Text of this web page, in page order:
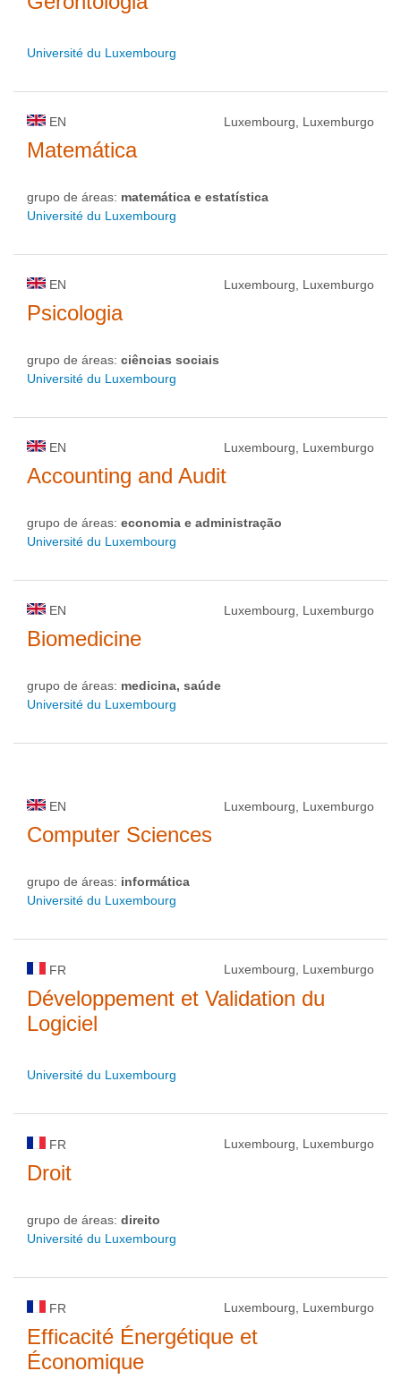
Université du Luxembourg
EN Luxembourg, Luxemburgo
Matemática
grupo de áreas: matemática e estatística
Université du Luxembourg
EN Luxembourg, Luxemburgo
Psicologia
grupo de áreas: ciências sociais
Université du Luxembourg
EN Luxembourg, Luxemburgo
Accounting and Audit
grupo de áreas: economia e administração
Université du Luxembourg
EN Luxembourg, Luxemburgo
Biomedicine
grupo de áreas: medicina, saúde
Université du Luxembourg
EN Luxembourg, Luxemburgo
Computer Sciences
grupo de áreas: informática
Université du Luxembourg
FR Luxembourg, Luxemburgo
Développement et Validation du
Logiciel
Université du Luxembourg
FR Luxembourg, Luxemburgo
Droit
grupo de áreas: direito
Université du Luxembourg
FR Luxembourg, Luxemburgo
Efficacité Énergétique et
Économique